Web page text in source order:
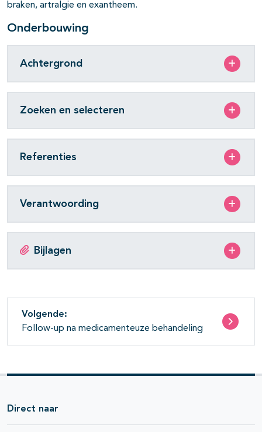
braken, artralgie en exantheem.
Onderbouwing
Achtergrond
Zoeken en selecteren
Referenties
Verantwoording
Bijlagen
Volgende:
Follow-up na medicamenteuze behandeling
Direct naar